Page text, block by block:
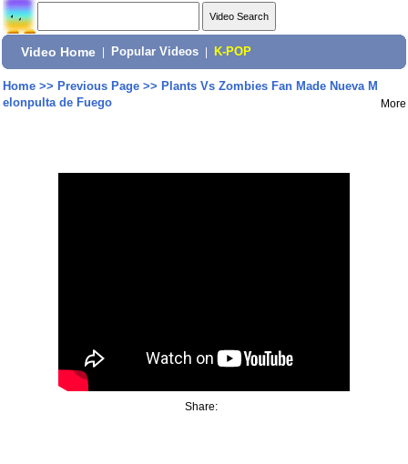
Video Home Popular Videos K-POP
Home>> Previous Page>> Plants Vs Zombies Fan Made Nueva M
elonpulta de Fuego
More
Share: